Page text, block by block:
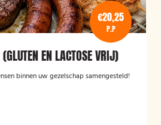
€20,25
P.P
EN LACTOSE VRIJ)
binnen uw gezelschap samengesteld!